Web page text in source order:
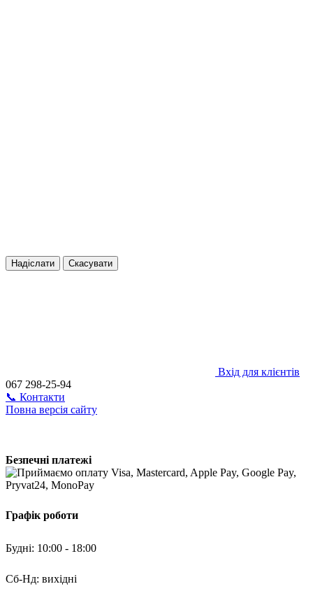
Надіслати Скасувати
Вхід для клієнтів
067 298-25-94
📞 Контакти
Повна версія сайту
Безпечні платежі
Графік роботи
Будні: 10:00 - 18:00
Сб-Нд: вихідні